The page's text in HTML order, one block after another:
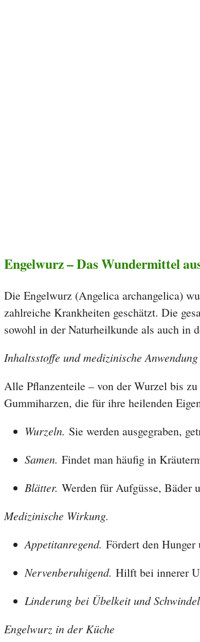
Engelwurz – Das Wundermittel
Die Engelwurz (Angelica archangelica)
zahlreiche Krankheiten geschätzt. Die
sowohl in der Naturheilkunde als auch in
Inhaltsstoffe und medizinische Anwendung
Alle Pflanzenteile – von der Wurzel bis
Gummiharzen, die für ihre heilenden
Wurzeln. Sie werden ausgegraben,
Samen. Findet man häufig in
Blätter. Werden für Aufgüsse, Bäder
Medizinische Wirkung.
Appetitanregend. Fördert den Hunger
Nervenberuhigend. Hilft bei innerer
Linderung bei Übelkeit und
Engelwurz in der Küche